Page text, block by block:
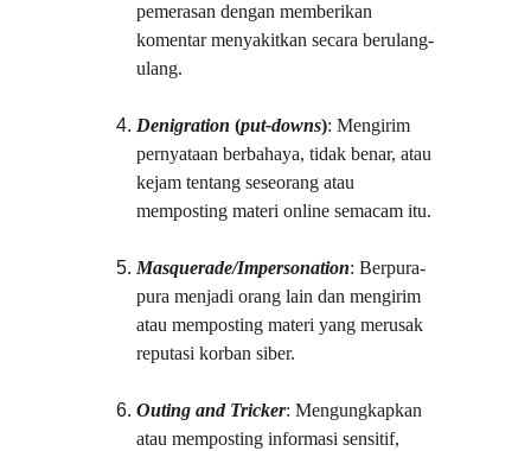
pemerasan dengan memberikan
komentar menyakitkan secara berulang-
ulang.
Denigration (put-downs): Mengirim
pernyataan berbahaya, tidak benar, atau
kejam tentang seseorang atau
memposting materi online semacam itu.
Masquerade/Impersonation: Berpura-
pura menjadi orang lain dan mengirim
atau memposting materi yang merusak
reputasi korban siber.
Outing and Tricker: Mengungkapkan
atau memposting informasi sensitif,